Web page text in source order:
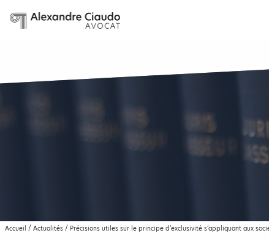
Accueil / Actualités / Précisions utiles sur le principe d’exclusivité s’appliquant aux